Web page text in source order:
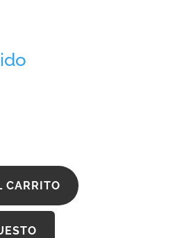
CARRITO